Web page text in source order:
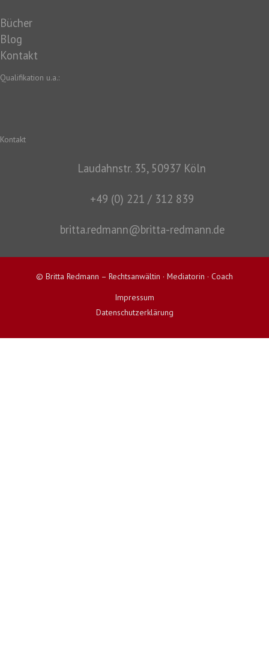
Bücher
Blog
Kontakt
Qualifikation u.a.:
Kontakt
Laudahnstr. 35, 50937 Köln
+49 (0) 221 / 312 839
britta.redmann@britta-redmann.de
© Britta Redmann – Rechtsanwältin · Mediatorin · Coach
Impressum
Datenschutzerklärung